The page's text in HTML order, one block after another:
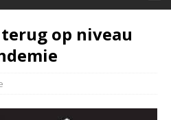
op niveau